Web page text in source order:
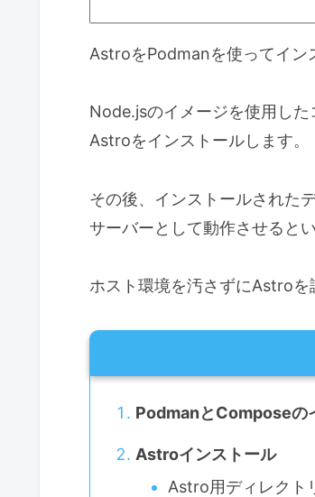
AstroをPodmanを使ってイン
Node.jsのイメージを使用し
Astroをインストールします。
その後、インストールされた
サーバーとして動作させると
ホスト環境を汚さずにAstroを
PodmanとComposeの
Astroインストール
Astro用ディレクト